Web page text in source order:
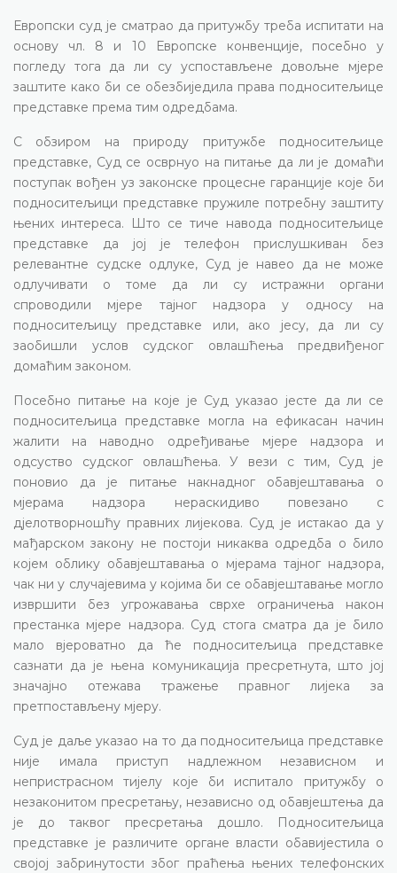
Европски суд је сматрао да притужбу треба испитати на
основу чл. 8 и 10 Европске конвенције, посебно у
погледу тога да ли су успостављене довољне мјере
заштите како би се обезбиједила права подноситељице
представке према тим одредбама.
С обзиром на природу притужбе подноситељице
представке, Суд се осврнуо на питање да ли је домаћи
поступак вођен уз законске процесне гаранције које би
подноситељици представке пружиле потребну заштиту
њених интереса. Што се тиче навода подноситељице
представке да јој је телефон прислушкиван без
релевантне судске одлуке, Суд је навео да не може
одлучивати о томе да ли су истражни органи
спроводили мјере тајног надзора у односу на
подноситељицу представке или, ако јесу, да ли су
заобишли услов судског овлашћења предвиђеног
домаћим законом.
Посебно питање на које је Суд указао јесте да ли се
подноситељица представке могла на ефикасан начин
жалити на наводно одређивање мјере надзора и
одсуство судског овлашћења. У вези с тим, Суд је
поновио да је питање накнадног обавјештавања о
мјерама надзора нераскидиво повезано с
дјелотворношћу правних лијекова. Суд је истакао да у
мађарском закону не постоји никаква одредба о било
којем облику обавјештавања о мјерама тајног надзора,
чак ни у случајевима у којима би се обавјештавање могло
извршити без угрожавања сврхе ограничења након
престанка мјере надзора. Суд стога сматра да је било
мало вјероватно да ће подноситељица представке
сазнати да је њена комуникација пресретнута, што јој
значајно отежава тражење правног лијека за
претпостављену мјеру.
Суд је даље указао на то да подноситељица представке
није имала приступ надлежном независном и
непристрасном тијелу које би испитало притужбу о
незаконитом пресретању, независно од обавјештења да
је до таквог пресретања дошло. Подноситељица
представке је различите органе власти обавијестила о
својој забринутости због праћења њених телефонских